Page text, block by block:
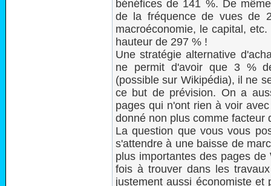
bénéfices de 141 %. De
de la fréquence de vues de
macroéconomie, le capital,
hauteur de 297 % !
Une stratégie alternative
ne permit d'avoir que 3 %
(possible sur Wikipédia), il ne
ce but de prévision. On a
pages qui n'ont rien à voir
donné non plus comme facteur
La question que vous vous
s'attendre à une baisse de
plus importantes des pages
fois à trouver dans les
justement aussi économiste